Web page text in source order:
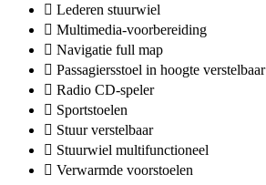
Lederen stuurwiel
Multimedia-voorbereiding
Navigatie full map
Passagiersstoel in hoogte verstelbaar
Radio CD-speler
Sportstoelen
Stuur verstelbaar
Stuurwiel multifunctioneel
Verwarmde voorstoelen